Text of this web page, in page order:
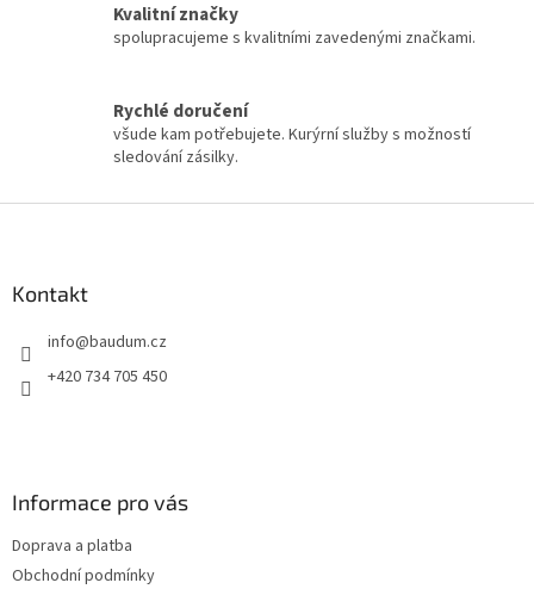
Kvalitní značky
spolupracujeme s kvalitními zavedenými značkami.
Rychlé doručení
všude kam potřebujete. Kurýrní služby s možností
sledování zásilky.
Kontakt
info@baudum.cz
+420 734 705 450
Informace pro vás
Doprava a platba
Obchodní podmínky